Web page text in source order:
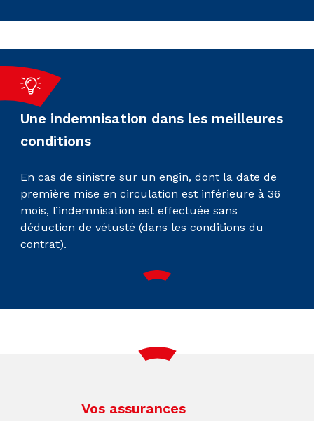
Une indemnisation dans les meilleures
conditions
En cas de sinistre sur un engin, dont la date de
première mise en circulation est inférieure à 36
mois, l’indemnisation est effectuée sans
déduction de vétusté (dans les conditions du
contrat).
Vos assurances